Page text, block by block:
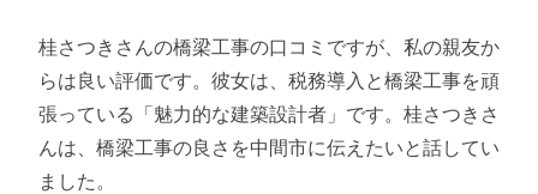
桂さつきさんの橋梁工事の口コミですが、私の親友か
らは良い評価です。彼女は、税務導入と橋梁工事を頑
張っている「魅力的な建築設計者」です。桂さつきさ
んは、橋梁工事の良さを中間市に伝えたいと話してい
ました。